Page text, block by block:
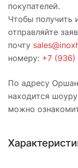
покупателей.
Чтобы получить
отправляйте
почту
номеру: +7 (936)
По адресу
находится
можно